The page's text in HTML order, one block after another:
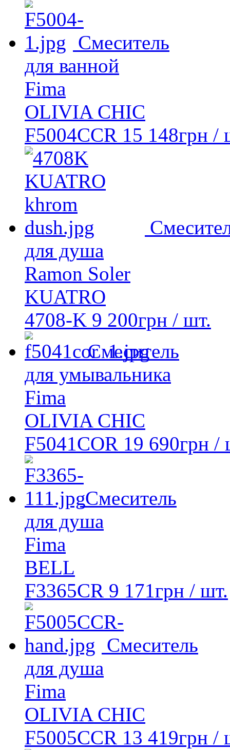
Смеситель
для ванной
Fima
OLIVIA CHIC
F5004CCR 15 148грн /
для душа
Ramon Soler
KUATRO
4708-K 9 200грн / шт.
Смеситель
для умывальника
Fima
OLIVIA CHIC
F5041COR 19 690грн /
Смеситель
для душа
Fima
BELL
F3365CR 9 171грн / шт.
Смеситель
для душа
Fima
OLIVIA CHIC
F5005CCR 13 419грн /